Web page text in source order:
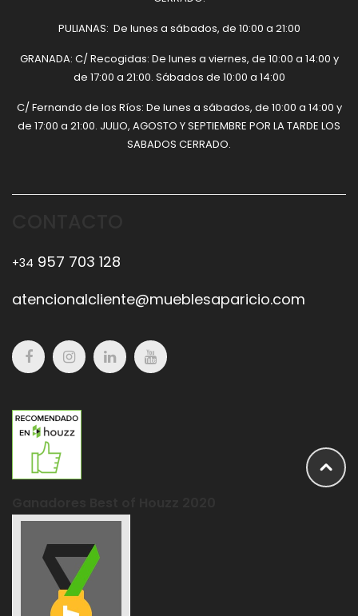
PULIANAS: De lunes a sábados, de 10:00 a 21:00
GRANADA: C/ Recogidas: De lunes a viernes, de 10:00 a 14:00 y
de 17:00 a 21:00. Sábados de 10:00 a 14:00
C/ Fernando de los Ríos: De lunes a sábados, de 10:00 a 14:00 y
de 17:00 a 21:00. JULIO, AGOSTO Y SEPTIEMBRE POR LA TARDE LOS
SABADOS CERRADO.
+34 957 703 128
atencionalcliente@mueblesaparicio.com